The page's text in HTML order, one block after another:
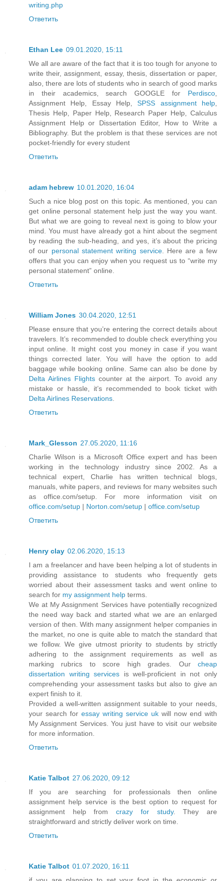
writing.php
Ответить
Ethan Lee 09.01.2020, 15:11
We all are aware of the fact that it is too tough for anyone to
write their, assignment, essay, thesis, dissertation or paper,
also, there are lots of students who in search of good marks
in their academics, search GOOGLE for Perdisco
Assignment Help, Essay Help,SPSS assignment help
Thesis Help, Paper Help, Research Paper Help, Calculus
Assignment Help or Dissertation Editor, How to Write a
Bibliography. But the problem is that these services are not
pocket-friendly for every student
Ответить
adam hebrew 10.01.2020, 16:04
Such a nice blog post on this topic. As mentioned, you can
get online personal statement help just the way you want.
But what we are going to reveal next is going to blow your
mind. You must have already got a hint about the segment
by reading the sub-heading, and yes, it’s about the pricing
of our personal statement writing service. Here are a few
offers that you can enjoy when you request us to “write my
personal statement” online.
Ответить
William Jones 30.04.2020, 12:51
Please ensure that you’re entering the correct details about
travelers. It’s recommended to double check everything you
input online. It might cost you money in case if you want
things corrected later. You will have the option to add
baggage while booking online. Same can also be done by
Delta Airlines Flights counter at the airport. To avoid any
mistake or hassle, it’s recommended to book ticket with
Delta Airlines Reservations
Ответить
Mark_Glesson 27.05.2020, 11:16
Charlie Wilson is a Microsoft Office expert and has been
working in the technology industry since 2002. As a
technical expert, Charlie has written technical blogs,
manuals, white papers, and reviews for many websites such
as office.com/setup. For more information visit on
office.com/setup | Norton.com/setup | office.com/setup
Ответить
Henry clay 02.06.2020, 15:13
I am a freelancer and have been helping a lot of students in
providing assistance to students who frequently gets
worried about their assessment tasks and went online to
search for my assignment help terms.
We at My Assignment Services have potentially recognized
the need way back and started what we are an enlarged
version of then. With many assignment helper companies in
the market, no one is quite able to match the standard that
we follow. We give utmost priority to students by strictly
adhering to the assignment requirements as well as
marking rubrics to score high grades. Our cheap
dissertation writing services is well-proficient in not only
comprehending your assessment tasks but also to give an
expert finish to it.
Provided a well-written assignment suitable to your needs,
your search for essay writing service uk will now end with
My Assignment Services. You just have to visit our website
for more information.
Ответить
Katie Talbot 27.06.2020, 09:12
If you are searching for professionals then online
assignment help service is the best option to request for
assignment help fromcrazy for study. They are
straightforward and strictly deliver work on time.
Ответить
Katie Talbot 01.07.2020, 16:11